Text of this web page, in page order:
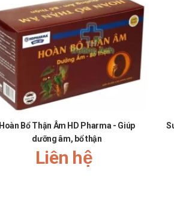
Hoàn Bổ Thận Âm HD Pharma - Giúp
dưỡng âm, bổ thận
Liên hệ